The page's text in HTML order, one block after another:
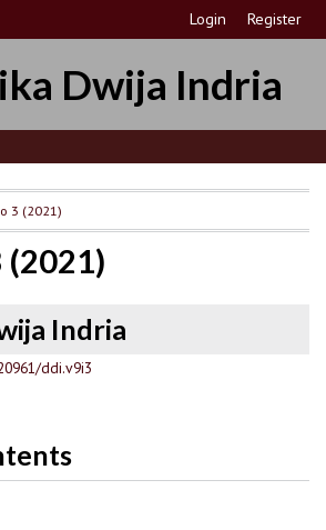
Login Register
Dwija Indria
3 (2021)
(2021)
Indria
ddi.v9i3